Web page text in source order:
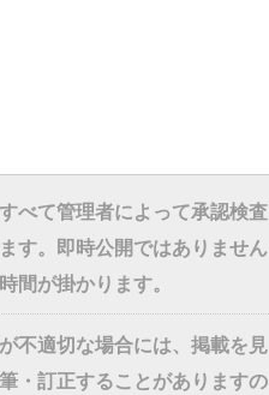
べて管理者によって承認検査
す。即時公開ではありません
間が掛かります。
不適切な場合には、掲載を見
・訂正することがありますの